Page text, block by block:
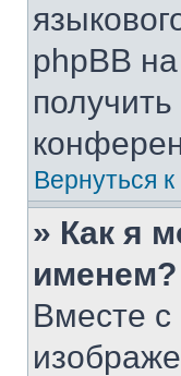
phpBB
Вернуться
» Как я
именем?
Вместе с